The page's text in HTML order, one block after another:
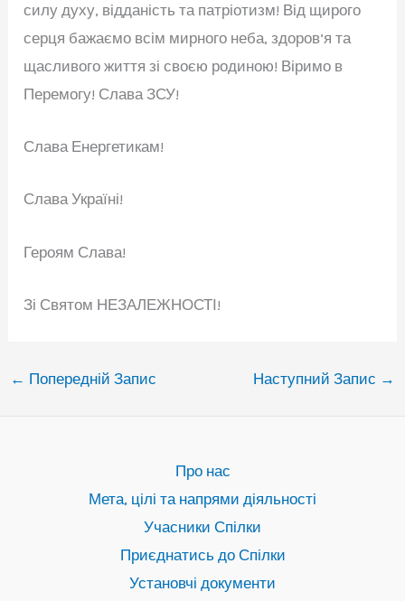
силудуху, відданість та патріотизм! Від щирого
серця бажаємо всім мирного неба, здоров’я та
щасливого життя зі своєю родиною! Віримо в
Перемогу! Слава ЗСУ!
Слава Енергетикам!
Слава Україні!
Героям Слава!
Зі Святом НЕЗАЛЕЖНОСТІ!
← Попередній Запис Наступний Запис →
Про нас
Мета, цілі та напрями діяльності
Учасники Спілки
Приєднатись до Спілки
Установчі документи